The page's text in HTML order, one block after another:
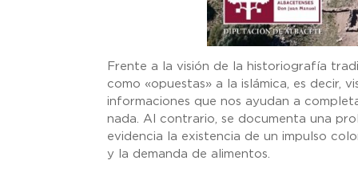
Frente a la visión de la historiografía
como «opuestas» a la islámica, es decir,
informaciones que nos ayudan a
nada. Al contrario, se documenta una
evidencia la existencia de un impulso
y la demanda de alimentos.